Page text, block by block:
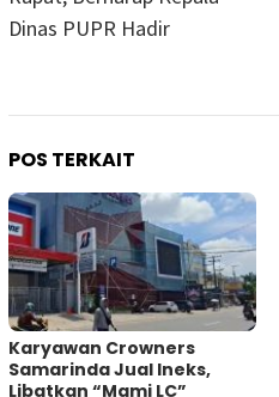
Dinas PUPR Hadir
POS TERKAIT
Karyawan Crowners
Samarinda Jual Ineks,
Libatkan “Mami LC”